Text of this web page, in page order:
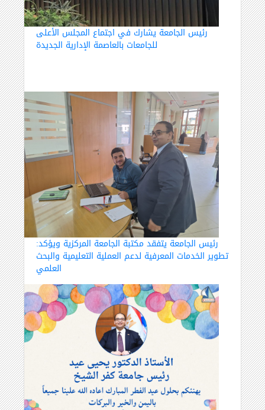
رئيس الجامعة يشارك في اجتماع المجلس الأعلى
للجامعات بالعاصمة الإدارية الجديدة
رئيس الجامعة يتفقد مكتبة الجامعة المركزية ويؤكد:
تطوير الخدمات المعرفية لدعم العملية التعليمية والبحث
العلمي